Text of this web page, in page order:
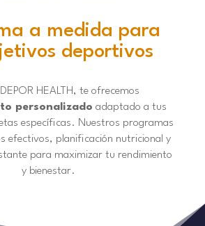
a medida para
deportivos
HEALTH, te ofrecemos
personalizado adaptado a tus
específicas. Nuestros programas
efectivos, planificación nutricional y
para maximizar tu rendimiento
y bienestar.